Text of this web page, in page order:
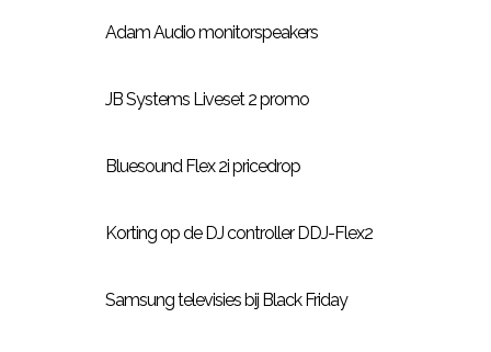
Adam Audio monitorspeakers
JB Systems Liveset 2 promo
Bluesound Flex 2i pricedrop
Korting op de DJ controller DDJ-Flex2
Samsung televisies bij Black Friday